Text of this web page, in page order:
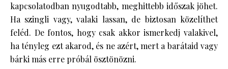
kapcsolatodban nyugodtabb, meghittebb időszak jöhet.
Ha szingli vagy, valaki lassan, de biztosan közelíthet
feléd. De fontos, hogy csak akkor ismerkedj valakivel,
ha tényleg ezt akarod, és ne azért, mert a barátaid vagy
bárki más erre próbál ösztönözni.